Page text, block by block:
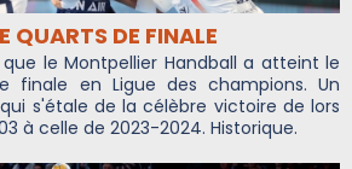
QUARTS DE FINALE
le Montpellier Handball a atteint le
finale en Ligue des champions. Un
s'étale de la célèbre victoire de lors
à celle de 2023-2024. Historique.